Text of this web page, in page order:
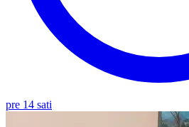
pre 14 sati